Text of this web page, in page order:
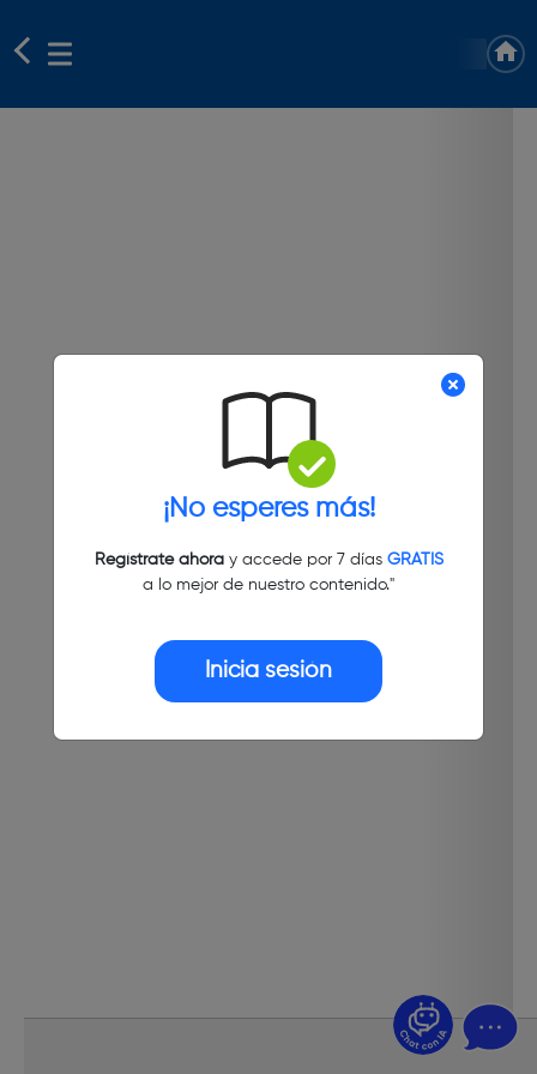
¡No esperes más!
Regístrate ahoray accede por 7 días GRATIS
a lo mejor de nuestro contenido."
Inicia sesión